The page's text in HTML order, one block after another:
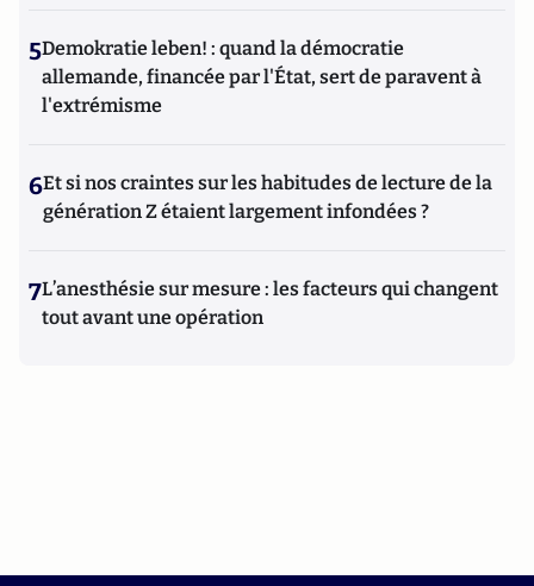
5Demokratie leben! : quand la démocratie
allemande, financée par l'État, sert de paravent à
l'extrémisme
6Et si nos craintes sur les habitudes de lecture de la
génération Z étaient largement infondées ?
7L’anesthésie sur mesure : les facteurs qui changent
tout avant une opération